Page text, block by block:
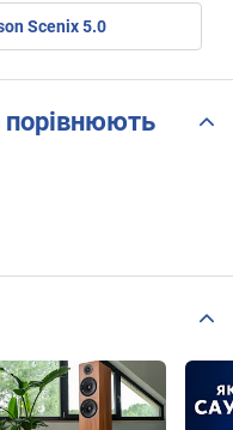
Scenix 5.0
порівнюють